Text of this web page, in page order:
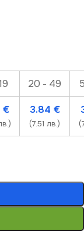
20 - 49
€ 3.84 €
(7.51 лв.)